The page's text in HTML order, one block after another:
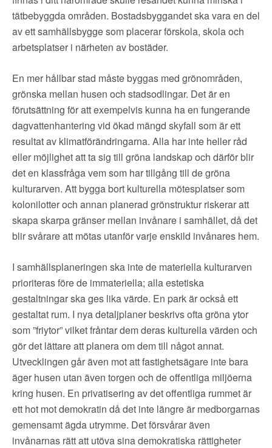
tätbebyggda områden. Bostadsbyggandet ska vara en del
av ett samhällsbygge som placerar förskola, skola och
arbetsplatser i närheten av bostäder.
En mer hållbar stad måste byggas med grönområden,
grönska mellan husen och stadsodlingar. Det är en
förutsättning för att exempelvis kunna ha en fungerande
dagvattenhantering vid ökad mängd skyfall som är ett
resultat av klimatförändringarna. Alla har inte heller råd
eller möjlighet att ta sig till gröna landskap och därför blir
det en klassfråga vem som har tillgång till de gröna
kulturarven. Att bygga bort kulturella mötesplatser som
kolonilotter och annan planerad grönstruktur riskerar att
skapa skarpa gränser mellan invånare i samhället, då det
blir svårare att mötas utanför varje enskild invånares hem.
I samhällsplaneringen ska inte de materiella kulturarven
prioriteras före de immateriella; alla estetiska
gestaltningar ska ges lika värde. En park är också ett
gestaltat rum. I nya detaljplaner beskrivs ofta gröna ytor
som ”friytor” vilket fråntar dem deras kulturella värden och
gör det lättare att planera om dem till något annat.
Utvecklingen går även mot att fastighetsägare inte bara
äger husen utan även torgen och de offentliga miljöerna
kring husen. En privatisering av det offentliga rummet är
ett hot mot demokratin då det inte längre är medborgarnas
gemensamt ägda utrymme. Det försvårar även
invånarnas rätt att utöva sina demokratiska rättigheter